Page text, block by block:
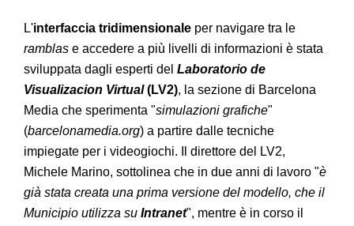
L'interfaccia tridimensionale per navigare tra le
ramblas e accedere a più livelli di informazioni è stata
sviluppata dagli esperti del Laboratorio de
Visualizacion Virtual (LV2), la sezione di Barcelona
Media che sperimenta "simulazioni grafiche"
(barcelonamedia.org) a partire dalle tecniche
impiegate per i videogiochi. Il direttore del LV2,
Michele Marino, sottolinea che in due anni di lavoro "è
già stata creata una prima versione del modello, che il
Municipio utilizza su Intranet", mentre è in corso il